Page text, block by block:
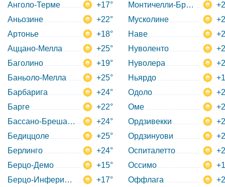
Анголо-Терме
+17°
Аньозине
+22°
Артонье
+18°
Аццано-Мелла
+25°
Баголино
+19°
Баньоло-Мелла
+25°
Барбарига
+24°
Барге
+22°
Бассано-Брешано
+24°
Бедиццоле
+25°
Берлинго
+24°
Берцо-Демо
+15°
Берцо-Инфериоре
+17°
Монтичелли-Брузати
Мусколине
Наве
Нуволенто
Нуволера
Ньярдо
Одоло
Оме
Ордзивекки
Ордзинуови
Оспиталетто
Оссимо
Оффлага